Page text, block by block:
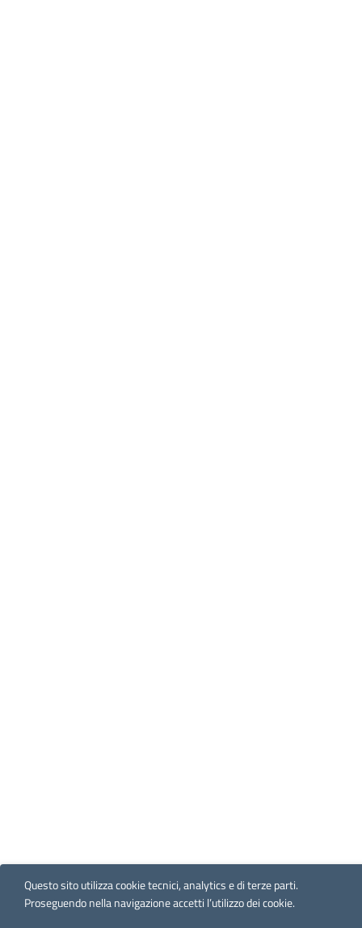
Questo sito utilizza cookie tecnici, analytics e di terze parti.
Proseguendo nella navigazione accetti l’utilizzo dei cookie.